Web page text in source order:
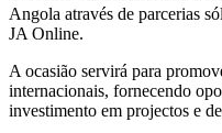
Angola através de parcerias
JA Online.
A ocasião servirá para
internacionais, fornecendo
investimento em projectos e